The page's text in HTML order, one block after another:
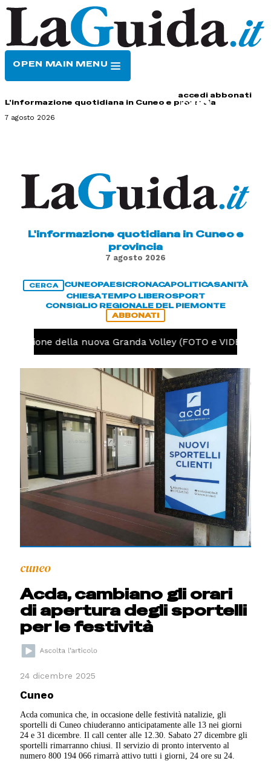
OPEN MAIN MENU
accedi abbonati
L'informazione quotidiana in Cuneo e provincia
7 agosto 2026
L'informazione quotidiana in Cuneo e
provincia
7 agosto 2026
CERCA CUNEOPAESICRONACAPOLITICASANITÀ
CHIESATEMPO LIBEROSPORT
CONSIGLIO REGIONALE DEL PIEMONTE
ABBONATI
della nuova Granda Volley (FOTO e VIDEO)
cuneo
Acda, cambiano gli orari
di apertura degli sportelli
per le festività
24 dicembre 2025
Cuneo
Acda comunica che, in occasione delle festività natalizie, gli
sportelli di Cuneo chiuderanno anticipatamente alle 13 nei giorni
24 e 31 dicembre. Il call center alle 12.30. Sabato 27 dicembre gli
sportelli rimarranno chiusi. Il servizio di pronto intervento al
numero 800 194 066 rimarrà attivo tutti i giorni, 24 ore su 24.